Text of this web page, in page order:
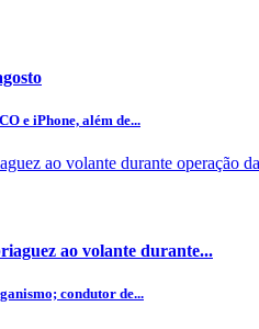
e iPhone, além de...
ao volante durante...
condutor de...